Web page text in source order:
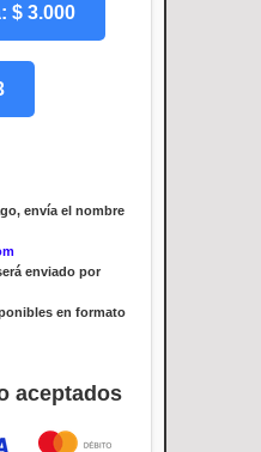
$ 3.000
envía el nombre
enviado por
en formato
aceptados